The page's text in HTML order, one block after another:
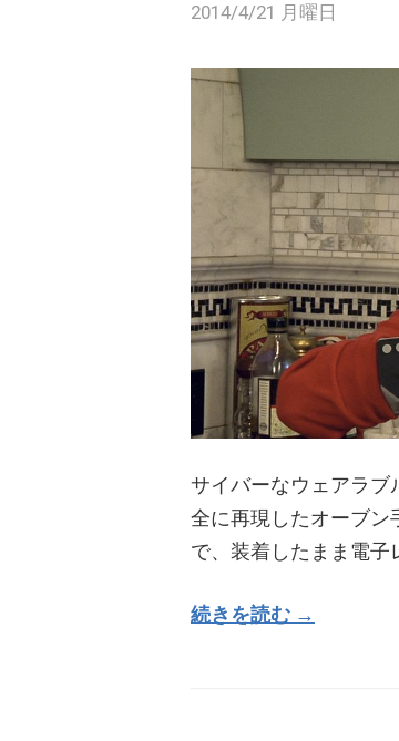
2014/4/21 月曜日
サイバーなウェアラブ
全に再現したオーブン
で、装着したまま電子
続きを読む →